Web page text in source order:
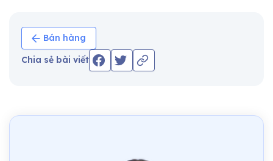
Bán hàng
Chia sẻ bài viết